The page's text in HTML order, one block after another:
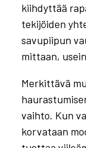
kiihdyttää
tekijöiden
savupiipun
mittaan,
Merkittävä
vaihto. Kun
korvataan